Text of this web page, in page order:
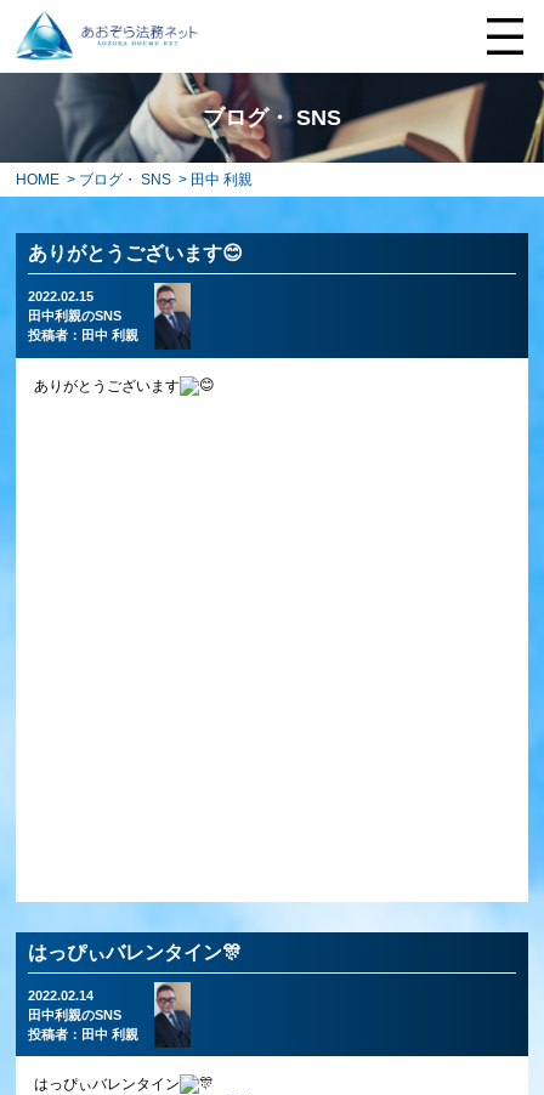
ブログ・ SNS
HOME > ブログ・ SNS > 田中 利親
ありがとうございます😊
2022.02.15
田中利親のSNS
投稿者： 田中 利親
ありがとうございます
はっぴぃバレンタイン🎊
2022.02.14
田中利親のSNS
投稿者： 田中 利親
はっぴぃバレンタイン